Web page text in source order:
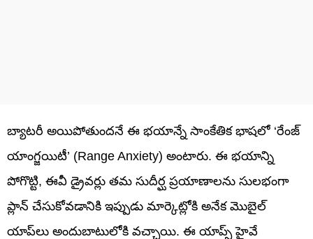
బ్యాటరీ అయిపోతుందనే ఈ భయాన్నే సాంకేతిక భాషలో ‘రేంజ్
యాంగ్జయిటీ’ (Range Anxiety) అంటారు. ఈ భయాన్ని
పోగొట్టి, ఈవీ డ్రైవర్లు తమ సుదీర్ఘ ప్రయాణాలను సులభంగా
ప్లాన్ చేసుకోవడానికి ఇప్పుడు మార్కెట్లోకి అనేక మొబైల్
యాప్‌లు అందుబాటులోకి వచ్చాయి. ఈ యాప్స్ హైవే